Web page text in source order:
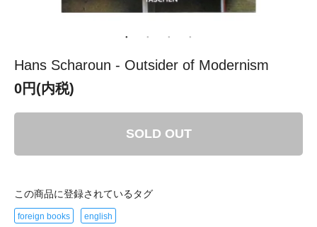
Hans Scharoun - Outsider of Modernism
0円(内税)
SOLD OUT
この商品に登録されているタグ
foreign books english